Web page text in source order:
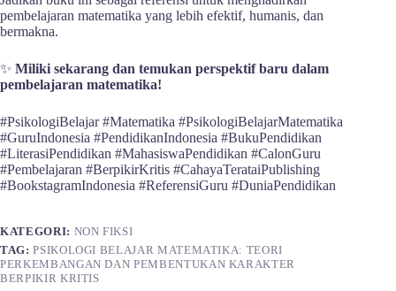
pembelajaran matematika yang lebih efektif, humanis, dan
bermakna.
✨ Miliki sekarang dan temukan perspektif baru dalam
pembelajaran matematika!
#PsikologiBelajar #Matematika #PsikologiBelajarMatematika
#GuruIndonesia #PendidikanIndonesia #BukuPendidikan
#LiterasiPendidikan #MahasiswaPendidikan #CalonGuru
#Pembelajaran #BerpikirKritis #CahayaTerataiPublishing
#BookstagramIndonesia #ReferensiGuru #DuniaPendidikan
KATEGORI: NON FIKSI
TAG:PSIKOLOGI BELAJAR MATEMATIKA: TEORI
PERKEMBANGAN DAN PEMBENTUKAN KARAKTER
BERPIKIR KRITIS